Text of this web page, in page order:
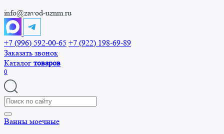
info@zavod-uznm.ru
+7 (996) 592-00-65 +7 (922) 198-69-89
Заказать звонок
Каталог товаров
0
Search
for:
Ванны моечные